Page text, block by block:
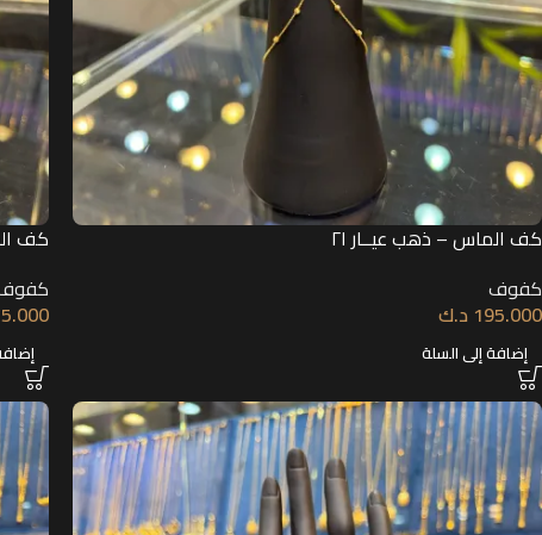
كف الماس – ذهب عيــار ٢١
كفوف
195.000 د.ك
إضافة إلى السلة
كف